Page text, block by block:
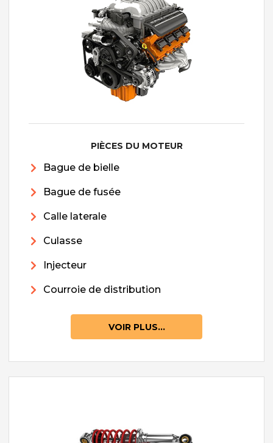
PIÈCES DU MOTEUR
Bague de bielle
Bague de fusée
Calle laterale
Culasse
Injecteur
Courroie de distribution
VOIR PLUS...